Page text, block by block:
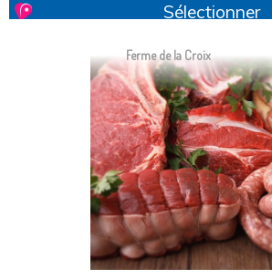
Sélectionner
Ferme de la Croix